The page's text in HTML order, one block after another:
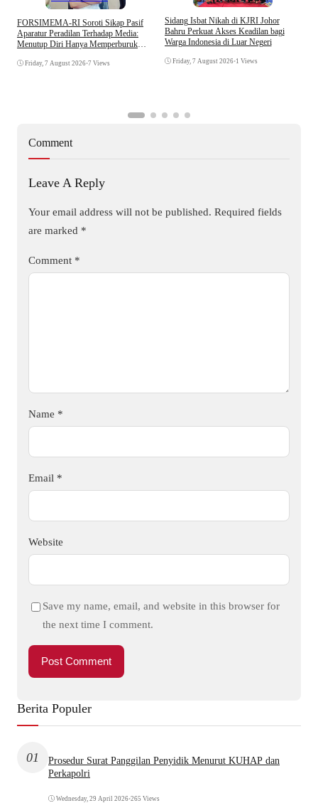
​FORSIMEMA-RI Soroti Sikap Pasif
Aparatur Peradilan Terhadap Media:
Menutup Diri Hanya Memperburuk
Friday, 7 August 2026•7 Views
Sidang Isbat Nikah di KJRI Johor
Bahru Perkuat Akses Keadilan bagi
Warga Indonesia di Luar Negeri
Friday, 7 August 2026•1 Views
Comment
Leave A Reply
Your email address will not be published. Required fields
are marked *
Comment *
Name *
Email *
Website
Save my name, email, and website in this browser for
the next time I comment.
Berita Populer
01
Prosedur Surat Panggilan Penyidik Menurut KUHAP dan
Perkapolri
Wednesday, 29 April 2026•265 Views